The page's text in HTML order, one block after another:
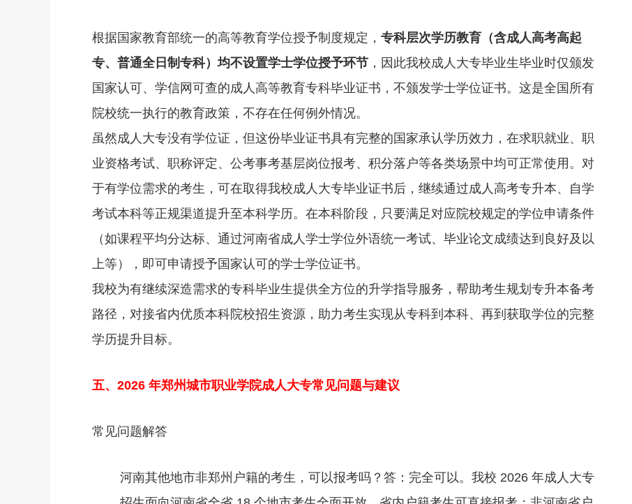
根据国家教育部统一的高等教育学位授予制度规定， 专科层次学历教育（含成人高考高起
专、普通全日制专科）均不设置学士学位授予环节 ，因此我校成人大专毕业生毕业时仅颁发
国家认可、学信网可查的成人高等教育专科毕业证书，不颁发学士学位证书。这是全国所有
院校统一执行的教育政策，不存在任何例外情况。
虽然成人大专没有学位证，但这份毕业证书具有完整的国家承认学历效力，在求职就业、职
业资格考试、职称评定、公考事考基层岗位报考、积分落户等各类场景中均可正常使用。对
于有学位需求的考生，可在取得我校成人大专毕业证书后，继续通过成人高考专升本、自学
考试本科等正规渠道提升至本科学历。在本科阶段，只要满足对应院校规定的学位申请条件
（如课程平均分达标、通过河南省成人学士学位外语统一考试、毕业论文成绩达到良好及以
上等），即可申请授予国家认可的学士学位证书。
我校为有继续深造需求的专科毕业生提供全方位的升学指导服务，帮助考生规划专升本备考
路径，对接省内优质本科院校招生资源，助力考生实现从专科到本科、再到获取学位的完整
学历提升目标。
五、2026 年郑州城市职业学院成人大专常见问题与建议
常见问题解答
河南其他地市非郑州户籍的考生，可以报考吗？答：完全可以。我校 2026 年成人大专